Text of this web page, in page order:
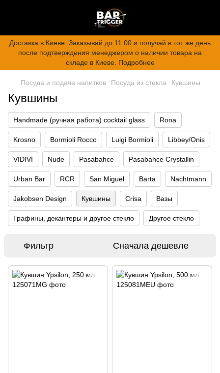
Доставка в Киеве. Заказывай до 11:00 и получай в тот же день
после подтверждения менеджером о наличии товара на
складе в Киеве. Подробнее
Посуда и подача напитков Посуда из стекла Кувшины
Кувшины
Handmade (ручная работа) cocktail glass Rona
Krosno Bormioli Rocco Luigi Bormioli Libbey/Onis
VIDIVI Nude Pasabahce Pasabahce Crystallin
Urban Bar RCR San Miguel Barta Nachtmann
Jakobsen Design Кувшины Crisa Вазы
Графины, декантеры и другое стекло Другое стекло
Фильтр Сначала дешевле